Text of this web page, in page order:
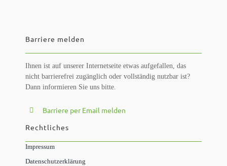
Barriere melden
Ihnen ist auf unserer Internetseite etwas aufgefallen, das
nicht barrierefrei zugänglich oder vollständig nutzbar ist?
Dann informieren Sie uns bitte.
Barriere per Email melden
Rechtliches
Impressum
Datenschutzerklärung